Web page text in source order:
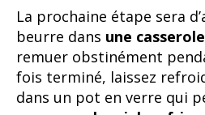
La prochaine étape sera
beurre dans une
remuer obstinément
fois terminé, laissez
dans un pot en verre qui